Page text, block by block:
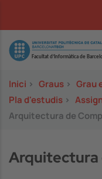
Image
Inici > Graus > Grau
Pla d'estudis >
Arquitectura de
Arquitectura